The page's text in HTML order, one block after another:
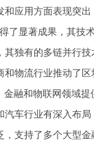
应用方面表现突
显著成果，其技
独有的多链并行技
物流行业推动了区
融和物联网领域提
车行业有深入布局
支持了多个大型金